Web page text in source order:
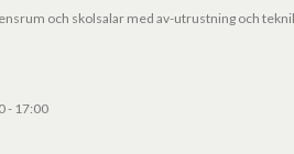
och skolsalar med av-utrustning och
- 17:00